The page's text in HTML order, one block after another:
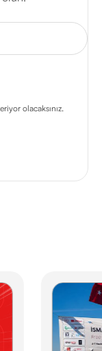
olacaksınız.